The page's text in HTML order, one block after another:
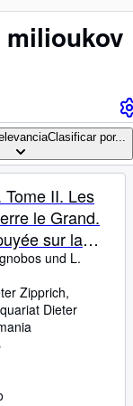
Clasificar por...
II. Les
le Grand.
sur la
und L.
Zipprich,
Dieter